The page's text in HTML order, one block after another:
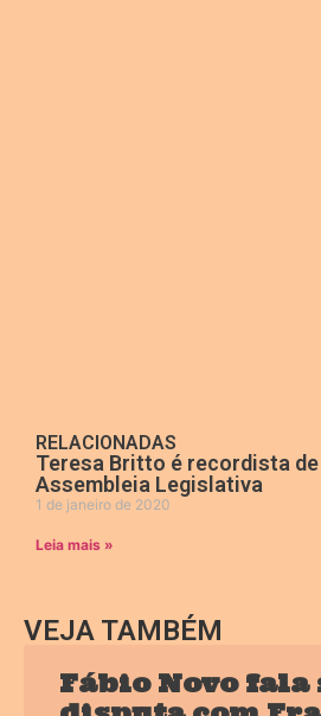
RELACIONADAS
Teresa Britto é recordista
Assembleia Legislativa
1 de janeiro de 2020
Leia mais »
VEJA TAMBÉM
Fábio Novo fala